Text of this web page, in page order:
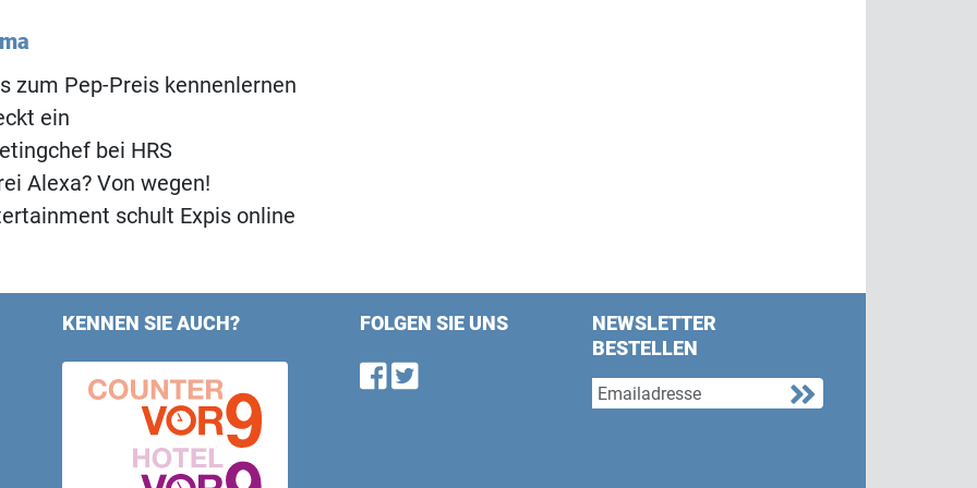
zum Pep-Preis kennenlernen
ein
bei HRS
Alexa? Von wegen!
schult Expis online
KENNEN SIE AUCH? FOLGEN SIE UNS
Find us on Facebook
Follow us on Twitter
NEWSLETTER
BESTELLEN